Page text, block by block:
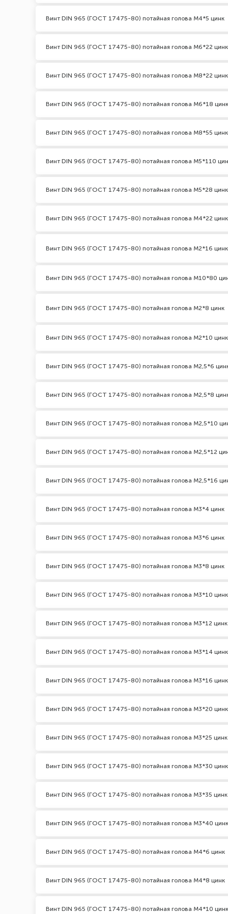
Винт DIN 965 (ГОСТ 17475-80) потайная голова М4*5 цинк
Винт DIN 965 (ГОСТ 17475-80) потайная голова М6*22 цинк
Винт DIN 965 (ГОСТ 17475-80) потайная голова М8*22 цинк
Винт DIN 965 (ГОСТ 17475-80) потайная голова М6*18 цинк
Винт DIN 965 (ГОСТ 17475-80) потайная голова М8*55 цинк
Винт DIN 965 (ГОСТ 17475-80) потайная голова М5*110
Винт DIN 965 (ГОСТ 17475-80) потайная голова М5*28 цинк
Винт DIN 965 (ГОСТ 17475-80) потайная голова М4*22 цинк
Винт DIN 965 (ГОСТ 17475-80) потайная голова М2*16 цинк
Винт DIN 965 (ГОСТ 17475-80) потайная голова М10*80
Винт DIN 965 (ГОСТ 17475-80) потайная голова М2*8 цинк
Винт DIN 965 (ГОСТ 17475-80) потайная голова М2*10 цинк
Винт DIN 965 (ГОСТ 17475-80) потайная голова М2,5*6
Винт DIN 965 (ГОСТ 17475-80) потайная голова М2,5*8
Винт DIN 965 (ГОСТ 17475-80) потайная голова М2,5*10
Винт DIN 965 (ГОСТ 17475-80) потайная голова М2,5*12
Винт DIN 965 (ГОСТ 17475-80) потайная голова М2,5*16
Винт DIN 965 (ГОСТ 17475-80) потайная голова М3*4 цинк
Винт DIN 965 (ГОСТ 17475-80) потайная голова М3*6 цинк
Винт DIN 965 (ГОСТ 17475-80) потайная голова М3*8 цинк
Винт DIN 965 (ГОСТ 17475-80) потайная голова М3*10 цинк
Винт DIN 965 (ГОСТ 17475-80) потайная голова М3*12 цинк
Винт DIN 965 (ГОСТ 17475-80) потайная голова М3*14 цинк
Винт DIN 965 (ГОСТ 17475-80) потайная голова М3*16 цинк
Винт DIN 965 (ГОСТ 17475-80) потайная голова М3*20 цинк
Винт DIN 965 (ГОСТ 17475-80) потайная голова М3*25 цинк
Винт DIN 965 (ГОСТ 17475-80) потайная голова М3*30 цинк
Винт DIN 965 (ГОСТ 17475-80) потайная голова М3*35 цинк
Винт DIN 965 (ГОСТ 17475-80) потайная голова М3*40 цинк
Винт DIN 965 (ГОСТ 17475-80) потайная голова М4*6 цинк
Винт DIN 965 (ГОСТ 17475-80) потайная голова М4*8 цинк
Винт DIN 965 (ГОСТ 17475-80) потайная голова М4*10 цинк